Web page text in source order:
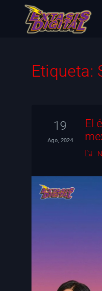
Etiqueta:
19
Ago, 2024
El